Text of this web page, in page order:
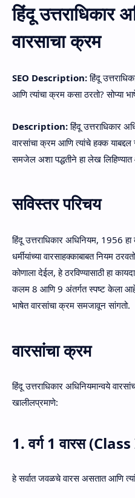
हिंदू उत्तराधिकार
वारसाचा क्रम
SEO Description:हिंदू
आणि त्यांचा क्रम कसा ठरतो? सोप्या
Description:हिंदू उत्तराधिकार
वारसांचा क्रम आणि त्यांचे हक्क याबद्दल
समजेल अशा पद्धतीने हा लेख
सविस्तर परिचय
हिंदू उत्तराधिकार अधिनियम, 1956
धर्मीयांच्या वारसाहक्काबाबत नियम
कोणाला देईल, हे ठरविण्यासाठी हा
कलम 8 आणि 9 अंतर्गत स्पष्ट केला आहे.
भाषेत वारसांचा क्रम समजावून सांगतो.
वारसांचा क्रम
हिंदू उत्तराधिकार अधिनियमान्वये
खालीलप्रमाणे:
1. वर्ग 1 वारस
हे सर्वात जवळचे वारस असतात आणि